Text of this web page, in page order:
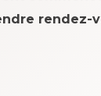
rendez-